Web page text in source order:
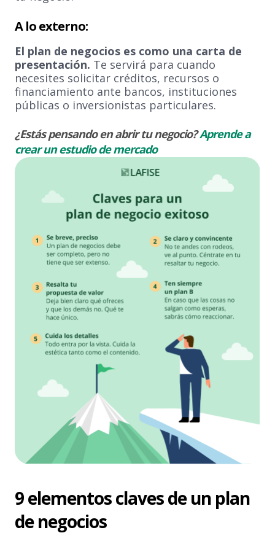
A lo externo:
El plan de negocios es como una carta de
presentación. Te servirá para cuando
necesites solicitar créditos, recursos o
financiamiento ante bancos, instituciones
públicas o inversionistas particulares.
¿Estás pensando en abrir tu negocio?Aprende a
crear un estudio de mercado
9 elementos claves de un plan
de negocios